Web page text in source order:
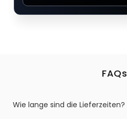
FAQs
Wie lange sind die Lieferzeiten?